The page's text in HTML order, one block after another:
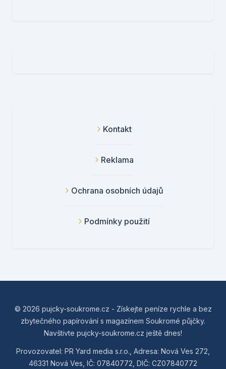
Kontakt
Reklama
Ochrana osobních údajů
Podmínky použití
© 2026 pujcky-soukrome.cz - Získejte peníze rychle a bez
zbytečného papírování s magazínem Soukromé půjčky.
Navštivte pujcky-soukrome.cz ještě dnes!
Provozovatel: PR Yard media s.r.o., Adresa: Nová Ves 272,
46331 Nová Ves, IČ: 07840772, DIČ: CZ07840772